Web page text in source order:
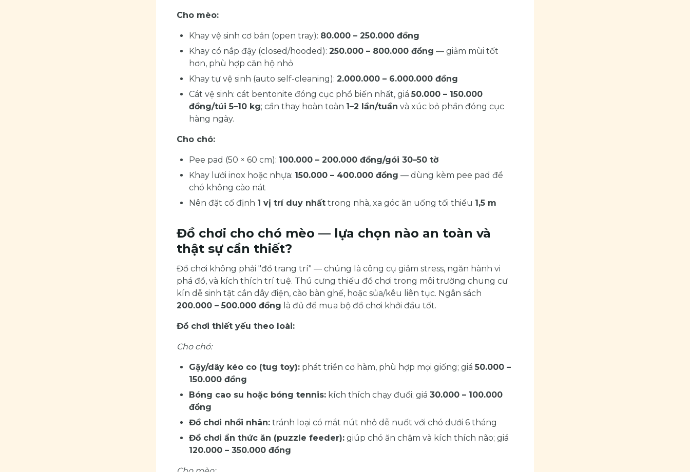
Cho mèo:
Khay vệ sinh cơ bản (open tray): 80.000 – 250.000 đồng
Khay có nắp đậy (closed/hooded): 250.000 – 800.000 đồng — giảm mùi tốt
hơn, phù hợp căn hộ nhỏ
Khay tự vệ sinh (auto self-cleaning): 2.000.000 – 6.000.000 đồng
Cát vệ sinh: cát bentonite đóng cục phổ biến nhất, giá50.000 – 150.000
đồng/túi 5–10 kg; cần thay hoàn toàn 1–2 lần/tuần và xúc bỏ phần đóng cục
hàng ngày.
Cho chó:
Pee pad (50 × 60 cm): 100.000 – 200.000 đồng/gói 30–50 tờ
Khay lưới inox hoặc nhựa: 150.000 – 400.000 đồng — dùng kèm pee pad để
chó không cào nát
Nên đặt cố định 1 vị trí duy nhất trong nhà, xa góc ăn uống tối thiểu 1,5 m
Đồ chơi cho chó mèo — lựa chọn nào an toàn và
thật sự cần thiết?
Đồ chơi không phải "đồ trang trí" — chúng là công cụ giảm stress, ngăn hành vi
phá đồ, và kích thích trí tuệ. Thú cưng thiếu đồ chơi trong môi trường chung cư
kín dễ sinh tật cắn dây điện, cào bàn ghế, hoặc sủa/kêu liên tục. Ngân sách
200.000 – 500.000 đồng là đủ để mua bộ đồ chơi khởi đầu tốt.
Đồ chơi thiết yếu theo loài:
Cho chó:
Gậy/dây kéo co (tug toy): phát triển cơ hàm, phù hợp mọi giống; giá50.000 –
150.000 đồng
Bóng cao su hoặc bóng tennis: kích thích chạy đuổi; giá 30.000 – 100.000
đồng
Đồ chơi nhồi nhân: tránh loại có mắt nút nhỏ dễ nuốt với chó dưới 6 tháng
Đồ chơi ẩn thức ăn (puzzle feeder): giúp chó ăn chậm và kích thích não; giá
120.000 – 350.000 đồng